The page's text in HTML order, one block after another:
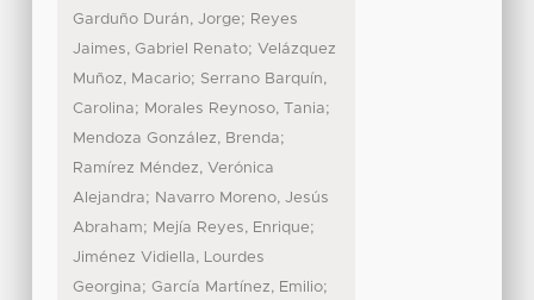
Garduño Durán, Jorge; Reyes
Jaimes, Gabriel Renato; Velázquez
Muñoz, Macario; Serrano Barquín,
Carolina; Morales Reynoso, Tania;
Mendoza González, Brenda;
Ramírez Méndez, Verónica
Alejandra; Navarro Moreno, Jesús
Abraham; Mejía Reyes, Enrique;
Jiménez Vidiella, Lourdes
Georgina; García Martínez, Emilio;